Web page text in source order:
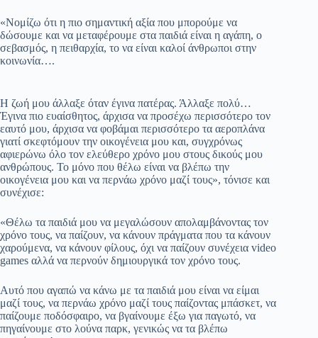
«Νομίζω ότι η πιο σημαντική αξία που μπορούμε να
δώσουμε και να μεταφέρουμε στα παιδιά είναι η αγάπη, ο
σεβασμός, η πειθαρχία, το να είναι καλοί άνθρωποι στην
κοινωνία….
Η ζωή μου άλλαξε όταν έγινα πατέρας. Άλλαξε πολύ…
Έγινα πιο ευαίσθητος, άρχισα να προσέχω περισσότερο τον
εαυτό μου, άρχισα να φοβάμαι περισσότερο τα αεροπλάνα
γιατί σκεφτόμουν την οικογένεια μου και, συγχρόνως
αφιερώνω όλο τον ελεύθερο χρόνο μου στους δικούς μου
ανθρώπους. Το μόνο που θέλω είναι να βλέπω την
οικογένεια μου και να περνάω χρόνο μαζί τους», τόνισε και
συνέχισε:
«Θέλω τα παιδιά μου να μεγαλώσουν απολαμβάνοντας τον
χρόνο τους, να παίζουν, να κάνουν πράγματα που τα κάνουν
χαρούμενα, να κάνουν φίλους, όχι να παίζουν συνέχεια video
games αλλά να περνούν δημιουργικά τον χρόνο τους.
Αυτό που αγαπώ να κάνω με τα παιδιά μου είναι να είμαι
μαζί τους, να περνάω χρόνο μαζί τους παίζοντας μπάσκετ, να
παίζουμε ποδόσφαιρο, να βγαίνουμε έξω για παγωτό, να
πηγαίνουμε στο λούνα παρκ, γενικώς να τα βλέπω